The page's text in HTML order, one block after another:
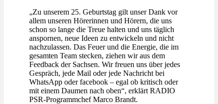
„Zu unserem 25. Geburtstag gilt unser Dank vor
allem unseren Hörerinnen und Hörern, die uns
schon so lange die Treue halten und uns täglich
anspornen, neue Ideen zu entwickeln und nicht
nachzulassen. Das Feuer und die Energie, die im
gesamten Team stecken, ziehen wir aus dem
Feedback der Sachsen. Wir freuen uns über jedes
Gespräch, jede Mail oder jede Nachricht bei
WhatsApp oder facebook – egal ob kritisch oder
mit einem Daumen nach oben“, erklärt RADIO
PSR-Programmchef Marco Brandt.